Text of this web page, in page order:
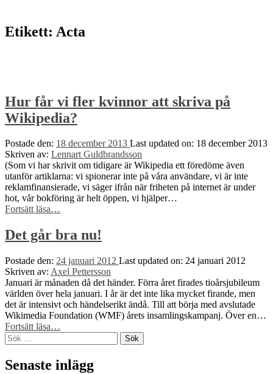
Etikett: Acta
Hur får vi fler kvinnor att skriva på
Wikipedia?
Postade den: 18 december 2013 Last updated on: 18 december 2013
Skriven av: Lennart Guldbrandsson
(Som vi har skrivit om tidigare är Wikipedia ett föredöme även
utanför artiklarna: vi spionerar inte på våra användare, vi är inte
reklamfinansierade, vi säger ifrån när friheten på internet är under
hot, vår bokföring är helt öppen, vi hjälper…
Fortsätt läsa“Hur
vi
fler
att
skriva
på
Wikipedia?”
…
Det går bra nu!
Postade den: 24 januari 2012 Last updated on: 24 januari 2012
Skriven av: Axel Pettersson
Januari är månaden då det händer. Förra året firades tioårsjubileum
världen över hela januari. I år är det inte lika mycket firande, men
det är intensivt och händelserikt ändå. Till att börja med avslutade
Wikimedia Foundation (WMF) årets insamlingskampanj. Över en…
Fortsätt läsa
bra
nu!”
…
Sök
efter:
Senaste inlägg